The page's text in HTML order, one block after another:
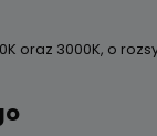
3000K, o